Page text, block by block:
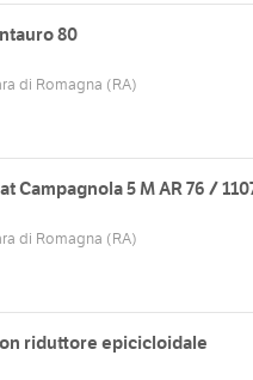
80
di Romagna (RA)
Campagnola 5 M AR 76 /
di Romagna (RA)
riduttore epicicloidale